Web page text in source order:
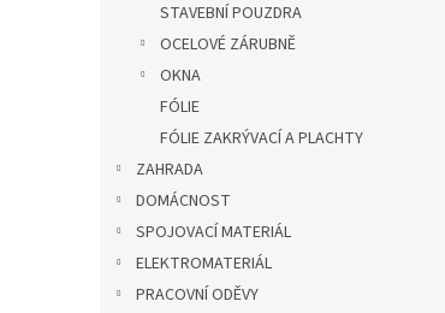
STAVEBNÍ POUZDRA
OCELOVÉ ZÁRUBNĚ
OKNA
FÓLIE
FÓLIE ZAKRÝVACÍ A PLACHTY
ZAHRADA
DOMÁCNOST
SPOJOVACÍ MATERIÁL
ELEKTROMATERIÁL
PRACOVNÍ ODĚVY